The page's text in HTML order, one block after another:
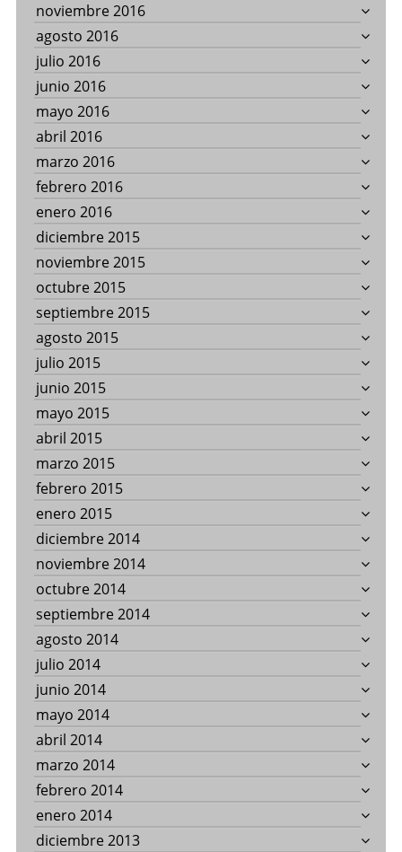
noviembre 2016
agosto 2016
julio 2016
junio 2016
mayo 2016
abril 2016
marzo 2016
febrero 2016
enero 2016
diciembre 2015
noviembre 2015
octubre 2015
septiembre 2015
agosto 2015
julio 2015
junio 2015
mayo 2015
abril 2015
marzo 2015
febrero 2015
enero 2015
diciembre 2014
noviembre 2014
octubre 2014
septiembre 2014
agosto 2014
julio 2014
junio 2014
mayo 2014
abril 2014
marzo 2014
febrero 2014
enero 2014
diciembre 2013